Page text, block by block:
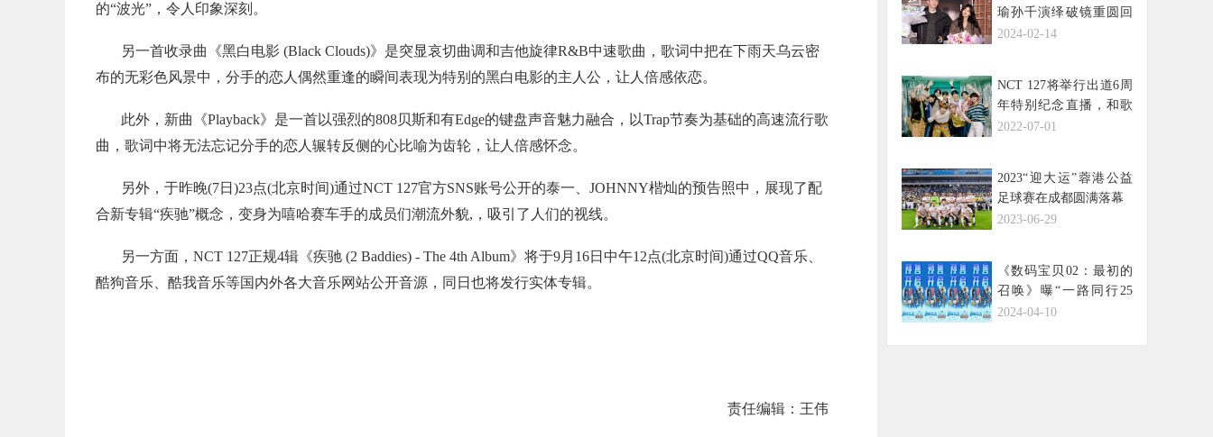
的“波光”，令人印象深刻。
另一首收录曲《黑白电影 (Black Clouds)》是突显哀切曲调和吉他旋律R&B中速歌曲，歌词中把在下雨天乌云密
布的无彩色风景中，分手的恋人偶然重逢的瞬间表现为特别的黑白电影的主人公，让人倍感依恋。
此外，新曲《Playback》是一首以强烈的808贝斯和有Edge的键盘声音魅力融合，以Trap节奏为基础的高速流行歌
曲，歌词中将无法忘记分手的恋人辗转反侧的心比喻为齿轮，让人倍感怀念。
另外，于昨晚(7日)23点(北京时间)通过NCT 127官方SNS账号公开的泰一、JOHNNY楷灿的预告照中，展现了配
合新专辑“疾驰”概念，变身为嘻哈赛车手的成员们潮流外貌,，吸引了人们的视线。
另一方面，NCT 127正规4辑《疾驰 (2 Baddies) - The 4th Album》将于9月16日中午12点(北京时间)通过QQ音乐、
酷狗音乐、酷我音乐等国内外各大音乐网站公开音源，同日也将发行实体专辑。
责任编辑：王伟
瑜孙千演绎破镜重圆回
头是爱
2024-02-14
NCT 127将举行出道6周
年特别纪念直播，和歌
迷们一起进行线上6周年
2022-07-01
2023“迎大运”蓉港公益
足球赛在成都圆满落幕
2023-06-29
《数码宝贝02：最初的
召唤》曝“一路同行25
年”版预告 预售已开启
2024-04-10